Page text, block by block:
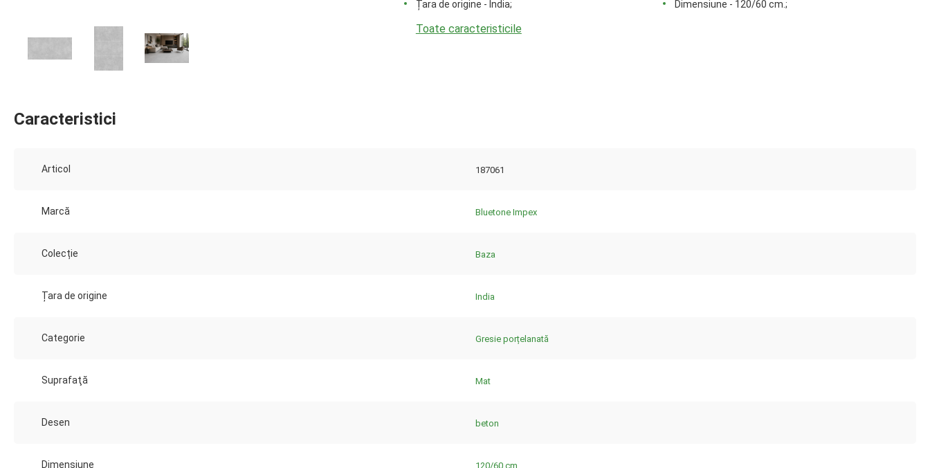
Țara de origine - India; Dimensiune - 120/60 cm.;
Toate caracteristicile
Caracteristici
Articol 187061
Marcă Bluetone Impex
Colecție Baza
Țara de origine India
Categorie Gresie porțelanată
Suprafaţă Mat
Desen beton
Dimensiune 120/60 cm.